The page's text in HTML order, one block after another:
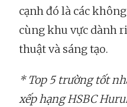
cạnh đó là các
cùng khu vực dành
thuật và sáng tạo.
* Top 5 trường tốt
xếp hạng HSBC